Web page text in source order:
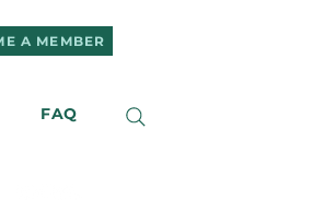
A MEMBER
FAQ